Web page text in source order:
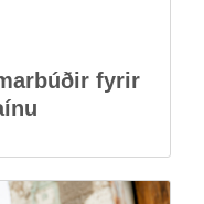
fyr­ir